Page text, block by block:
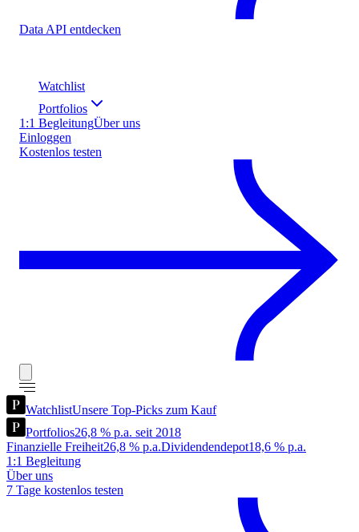
Data API entdecken
Watchlist
Portfolios
1:1 BegleitungÜber uns
Einloggen
Kostenlos testen
WatchlistUnsere Top-Picks zum Kauf
Portfolios26,8 % p.a. seit 2018
Finanzielle Freiheit26,8 % p.a.Dividendendepot18,6 % p.a.
1:1 Begleitung
Über uns
7 Tage kostenlos testen